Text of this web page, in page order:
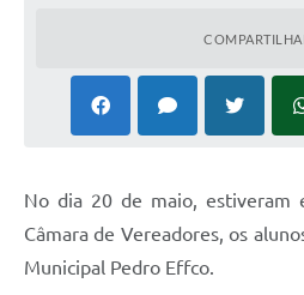
Telefones Prefeitura Municipal
Feriados Municipais
Imprensa
Plantão das Funerárias
Recebimento de Recursos
No dia 20 de maio, estiveram
Câmara de Vereadores, os
Municipal Pedro Effco.